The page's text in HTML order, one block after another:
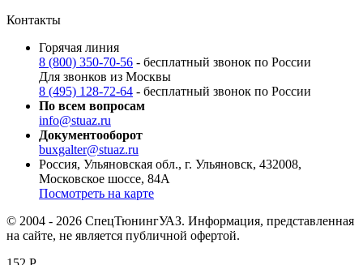
Контакты
Горячая линия
8 (800) 350-70-56 - бесплатный звонок по России
Для звонков из Москвы
8 (495) 128-72-64 - бесплатный звонок по России
По всем вопросам
info@stuaz.ru
Документооборот
buxgalter@stuaz.ru
Россия, Ульяновская обл., г. Ульяновск, 432008,
Московское шоссе, 84А
Посмотреть на карте
© 2004 - 2026 СпецТюнингУАЗ. Информация, представленная
на сайте, не является публичной офертой.